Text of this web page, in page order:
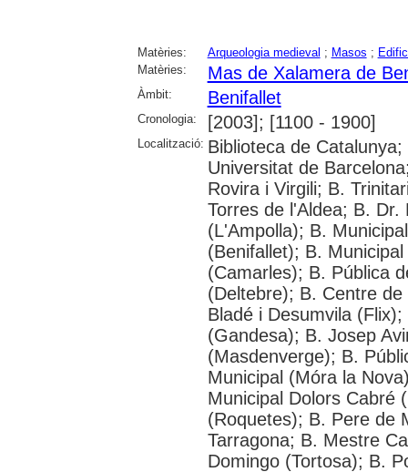
Matèries: Arqueologia medieval ; Masos ;
Matèries:
Mas de Xalamera de
Àmbit: Benifallet
Cronologia: [2003]; [1100 - 1900]
Localització: Biblioteca de
Universitat de
Rovira i Virgili; B.
Torres de l'Aldea; B.
(L'Ampolla); B.
(Benifallet); B.
(Camarles); B. Pública
(Deltebre); B. Centre
Bladé i Desumvila
(Gandesa); B. Josep
(Masdenverge); B.
Municipal (Móra la
Municipal Dolors Cabré
(Roquetes); B. Pere de
Tarragona; B. Mestre
Domingo (Tortosa); B.